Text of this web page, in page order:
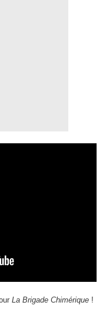
La Brigade Chimérique !